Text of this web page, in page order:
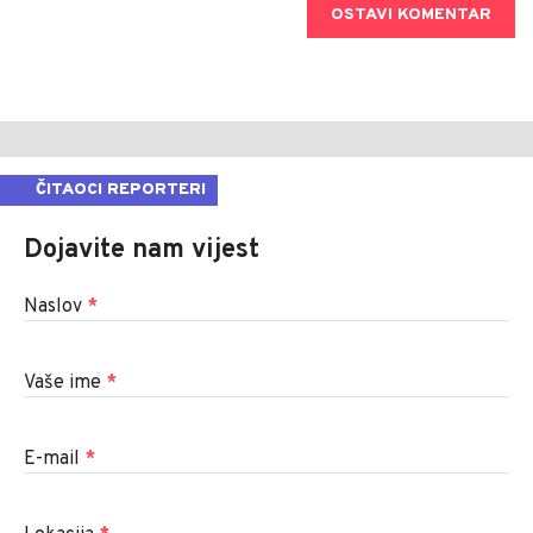
OSTAVI KOMENTAR
ČITAOCI REPORTERI
Dojavite nam vijest
Naslov *
Vaše ime *
E-mail *